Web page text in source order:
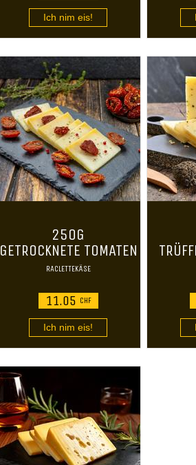
Ich nim eis!
250G
GETROCKNETE TOMATEN
RACLETTEKÄSE
11.05 CHF
Ich nim eis!